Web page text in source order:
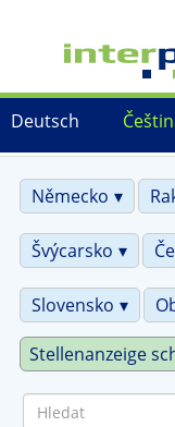
hlavnímu
Deutsch
Německo
Švýcarsko
Slovensko
Stellenanzeige